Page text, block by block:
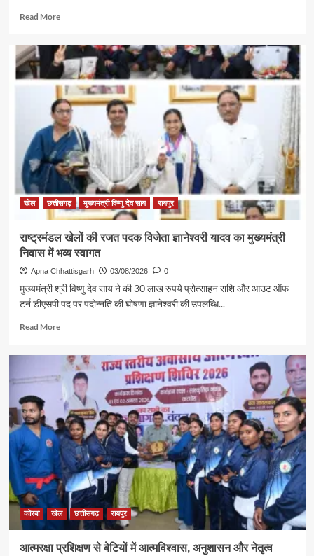
Read MoreRead
रजत
पदक
विजेता
ज्ञानेश्वरी
यादव
से
शिक्षा
मंत्री
गजेंद्र
यादव
की
आत्मीय
खेल छत्तीसगढ़ मुख्यमंत्री विष्णु देव साय रायपुर
राष्ट्रमंडल खेलों की रजत पदक विजेता ज्ञानेश्वरी यादव का मुख्यमंत्री
निवास में भव्य स्वागत
Apna Chhattisgarh 03/08/2026 0
मुख्यमंत्री श्री विष्णु देव साय ने की 30 लाख रुपये प्रोत्साहन राशि और आउट ऑफ
टर्न डीएसपी पद पर पदोन्नति की घोषणा ज्ञानेश्वरी की उपलब्धि...
Read MoreRead
राष्ट्रमंडल
खेलों
की
रजत
पदक
विजेता
ज्ञानेश्वरी
यादव
का
मुख्यमंत्री
निवास
में
कोरबा खेल छत्तीसगढ़ रायपुर
आत्मरक्षा प्रशिक्षण से बेटियों में आत्मविश्वास, अनुशासन और नेतृत्व